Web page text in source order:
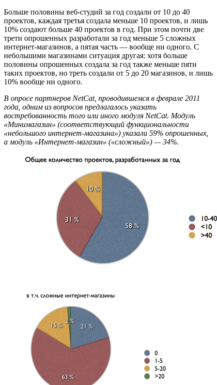
Больше половины веб-студий за год создали от 10 до 40
проектов, каждая третья создала меньше 10 проектов, и лишь
10% создают больше 40 проектов в год. При этом почти две
трети опрошенных разработали за год меньше 5 сложных
интернет-магазинов, а пятая часть — вообще ни одного. С
небольшими магазинами ситуация другая: хотя больше
половины опрошенных создала за год также меньше пяти
таких проектов, но треть создали от 5 до 20 магазинов, и лишь
10% вообще ни одного.
В опросе партнеров NetCat, проводившемся в феврале 2011
года, одним из вопросов предлагалось указать
востребованность того или иного модуля NetCat. Модуль
«Минимагазин» (соответствующий функциональности
«небольшого интернет-магазина») указали 59% опрошенных,
а модуль «Интернет-магазин» («сложный») — 34%.